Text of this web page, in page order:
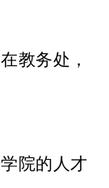
教务处，
院的人才